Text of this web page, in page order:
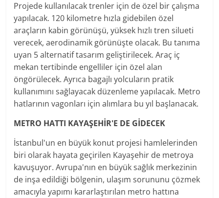
Projede kullanılacak trenler için de özel bir çalışma
yapılacak. 120 kilometre hızla gidebilen özel
araçların kabin görünüşü, yüksek hızlı tren silueti
verecek, aerodinamik görünüşte olacak. Bu tanıma
uyan 5 alternatif tasarım geliştirilecek. Araç iç
mekan tertibinde engelliler için özel alan
öngörülecek. Ayrıca bagajlı yolcuların pratik
kullanımını sağlayacak düzenleme yapılacak. Metro
hatlarının vagonları için alımlara bu yıl başlanacak.
METRO HATTI KAYAŞEHİR'E DE GİDECEK
İstanbul'un en büyük konut projesi hamlelerinden
biri olarak hayata geçirilen Kayaşehir de metroya
kavuşuyor. Avrupa'nın en büyük sağlık merkezinin
de inşa edildiği bölgenin, ulaşım sorununu çözmek
amacıyla yapımı kararlaştırılan metro hattına